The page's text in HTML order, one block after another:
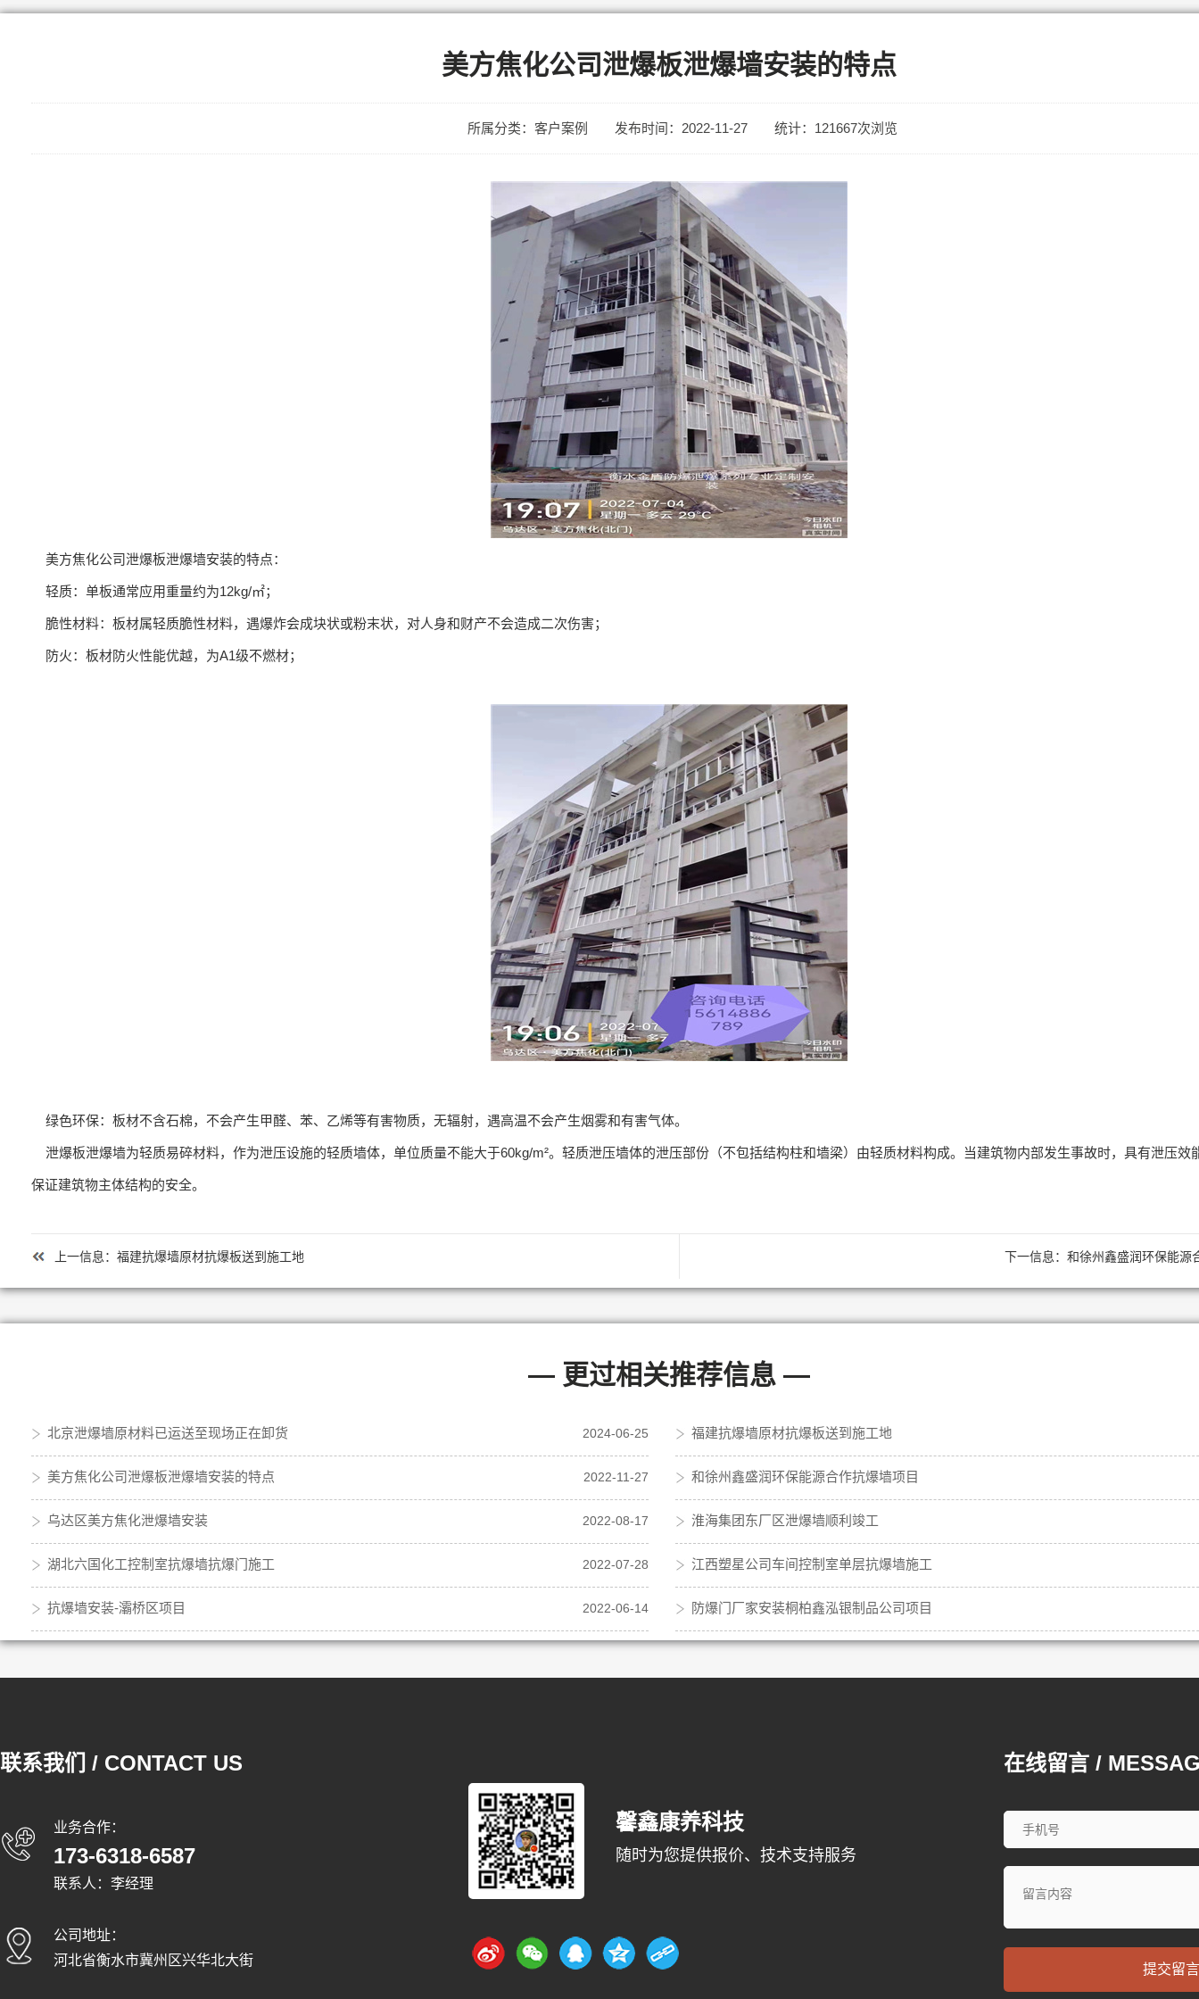
美方焦化公司泄爆板泄爆墙安装的特点
所属分类：客户案例 发布时间：2022-11-27 统计：121667次浏览
美方焦化公司泄爆板泄爆墙安装的特点：
轻质：单板通常应用重量约为12kg/㎡；
脆性材料：板材属轻质脆性材料，遇爆炸会成块状或粉末状，对人身和财产不会造成二次伤害；
防火：板材防火性能优越，为A1级不燃材；
绿色环保：板材不含石棉，不会产生甲醛、苯、乙烯等有害物质，无辐射，遇高温不会产生烟雾和有害气体。
泄爆板泄爆墙为轻质易碎材料，作为泄压设施的轻质墙体，单位质量不能大于60kg/m²。轻质泄压墙体的泄压部份（不包括结构柱和墙梁）由轻质材料构成。当建筑物内部发生事故时，具有泄压效
保证建筑物主体结构的安全。
上一信息： 福建抗爆墙原材抗爆板送到施工地 下一信息：和徐州鑫盛润环保能源
— 更过相关推荐信息 —
北京泄爆墙原材料已运送至现场正在卸货 2024-06-25 福建抗爆墙原材抗爆板送到施工地
美方焦化公司泄爆板泄爆墙安装的特点 2022-11-27 和徐州鑫盛润环保能源合作抗爆墙项目
乌达区美方焦化泄爆墙安装 2022-08-17 淮海集团东厂区泄爆墙顺利竣工
湖北六国化工控制室抗爆墙抗爆门施工 2022-07-28 江西塑星公司车间控制室单层抗爆墙施工
抗爆墙安装-灞桥区项目 2022-06-14 防爆门厂家安装桐柏鑫泓银制品公司项目
联系我们 / CONTACT US
业务合作：
173-6318-6587
联系人：李经理
公司地址：
河北省衡水市冀州区兴华北大街
馨鑫康养科技
随时为您提供报价、技术支持服务
在线留言 /
提交留言